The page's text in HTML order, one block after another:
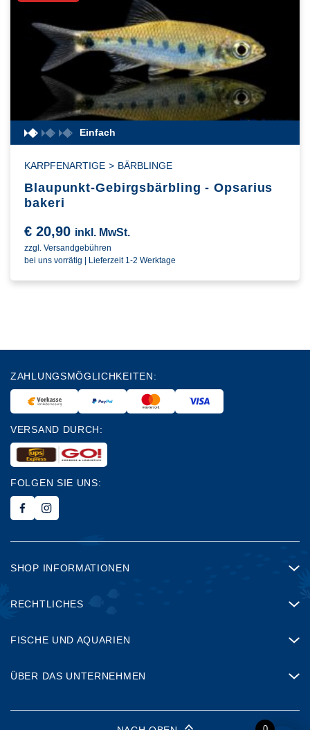
Einfach
KARPFENARTIGE > BÄRBLINGE
Blaupunkt-Gebirgsbärbling - Opsarius
bakeri
€ 20,90 inkl. MwSt.
zzgl. Versandgebühren
bei uns vorrätig | Lieferzeit 1-2 Werktage
ZAHLUNGSMÖGLICHKEITEN:
VERSAND DURCH:
FOLGEN SIE UNS:
SHOP INFORMATIONEN
RECHTLICHES
FISCHE UND AQUARIEN
ÜBER DAS UNTERNEHMEN